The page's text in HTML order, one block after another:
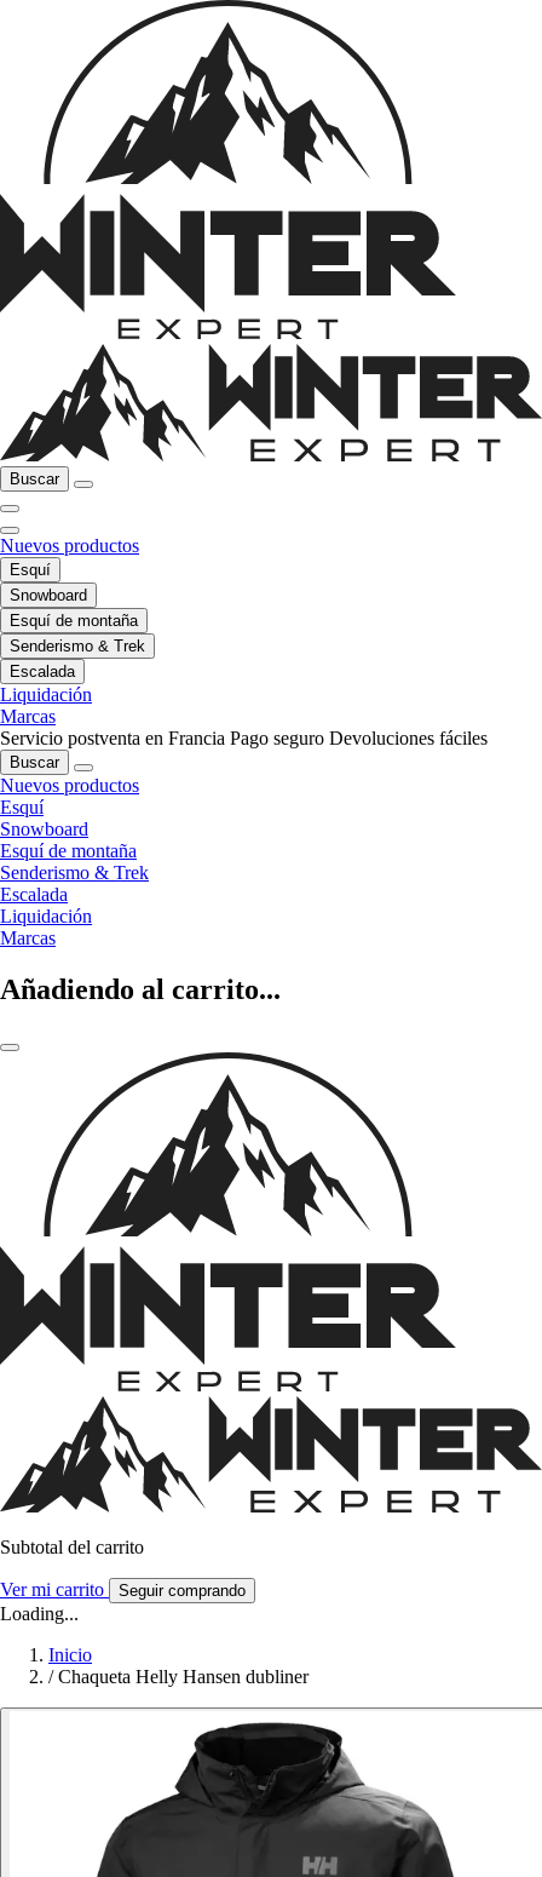
Buscar
Nuevos productos
Esquí
Snowboard
Esquí de montaña
Senderismo & Trek
Escalada
Liquidación
Marcas
Servicio postventa en Francia Pago seguro Devoluciones fáciles
Buscar
Nuevos productos
Esquí
Snowboard
Esquí de montaña
Senderismo & Trek
Escalada
Liquidación
Marcas
Añadiendo al carrito...
Subtotal del carrito
Ver mi carrito Seguir comprando
Loading...
Inicio
/ Chaqueta Helly Hansen dubliner